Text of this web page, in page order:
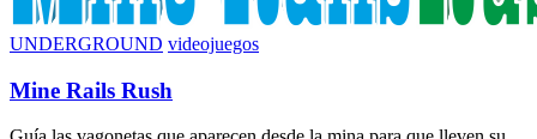
UNDERGROUND videojuegos
Mine Rails Rush